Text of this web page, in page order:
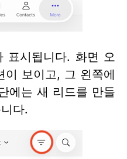
표시됩니다. 화면 오
이 보이고, 그 왼쪽에
에는 새 리드를 만들
다.